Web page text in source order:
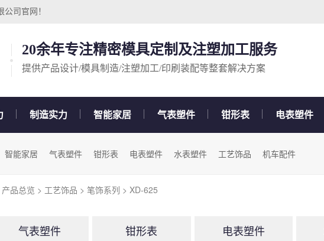
司官网！
20余年专注精密模具定制及注塑加工服务
提供产品设计/模具制造/注塑加工/印刷装配等整套解决方案
制造实力 智能家居 气表塑件 钳形表 电表塑件
智能家居 气表塑件 钳形表 电表塑件 水表塑件 工艺饰品 机车配件
产品总览 > 工艺饰品 > 笔饰系列 > XD-625
气表塑件 钳形表 电表塑件